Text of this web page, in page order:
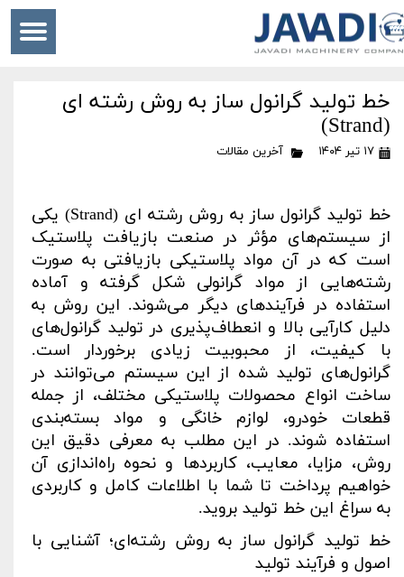
خط تولید گرانول ساز به روش رشته‌ ای
(Strand)
۱۷ تیر ۱۴۰۴ آخرین مقالات
خط تولید گرانول ساز به روش رشته‌ ای (Strand) یکی
از سیستم‌های مؤثر در صنعت بازیافت پلاستیک
است که در آن مواد پلاستیکی بازیافتی به صورت
رشته‌هایی از مواد گرانولی شکل گرفته و آماده
استفاده در فرآیندهای دیگر می‌شوند. این روش به
دلیل کارآیی بالا و انعطاف‌پذیری در تولید گرانول‌های
با کیفیت، از محبوبیت زیادی برخوردار است.
گرانول‌های تولید شده از این سیستم می‌توانند در
ساخت انواع محصولات پلاستیکی مختلف، از جمله
قطعات خودرو، لوازم خانگی و مواد بسته‌بندی
استفاده شوند. در این مطلب به معرفی دقیق این
روش، مزایا، معایب، کاربردها و نحوه راه‌اندازی آن
خواهیم پرداخت تا شما با اطلاعات کامل و کاربردی
به سراغ این خط تولید بروید.
خط تولید گرانول ساز به روش رشته‌ای؛ آشنایی با
اصول و فرآیند تولید